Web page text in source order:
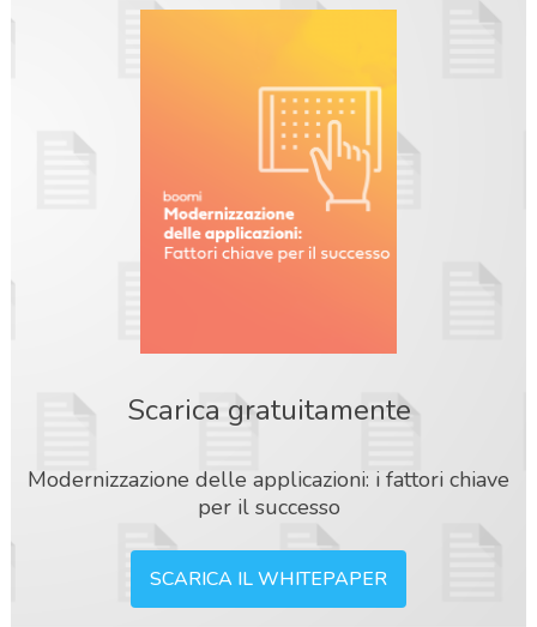
Scarica gratuitamente
Modernizzazione delle applicazioni: i fattori chiave
per il successo
SCARICA IL WHITEPAPER